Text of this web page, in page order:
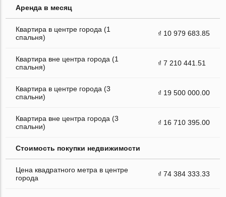
Аренда в месяц
Квартира в центре города (1
спальня)
₫ 10 979 683.85
Квартира вне центра города (1
спальня)
₫ 7 210 441.51
Квартира в центре города (3
спальни)
₫ 19 500 000.00
Квартира вне центра города (3
спальни)
₫ 16 710 395.00
Стоимость покупки недвижимости
Цена квадратного метра в центре
города
₫ 74 384 333.33